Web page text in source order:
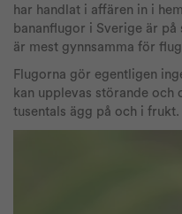
har handlat i affären in i
bananflugor i Sverige är på
är mest gynnsamma för
Flugorna gör egentligen
kan upplevas störande
tusentals ägg på och i frukt.